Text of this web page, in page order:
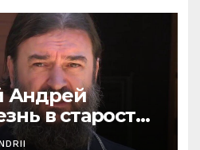
Андрей
в старости
за грехи?